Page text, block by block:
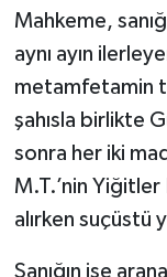
Mahkeme,
aynı ayın
metamfetamin
şahısla birlikte
sonra her iki
M.T.’nin Yiğitler
alırken suçüstü
Sanığın ise